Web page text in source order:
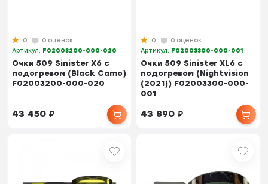
0
0 оценок
Артикул: F02003200-000-020
Очки 509 Sinister X6 с
подогревом (Black Camo)
F02003200-000-020
43 450₽
0
0 оценок
Артикул: F02003300-000-001
Очки 509 Sinister XL6 с
подогревом (Nightvision
(2021)) F02003300-000-
001
43 890₽